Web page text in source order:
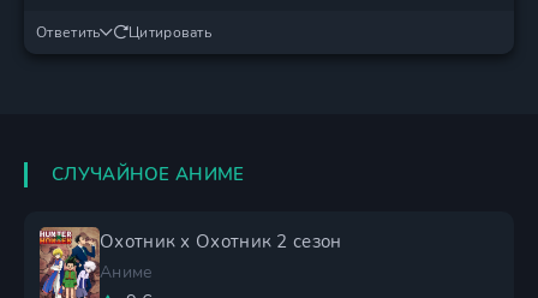
Ответить Цитировать
СЛУЧАЙНОЕ АНИМЕ
Охотник х Охотник 2 сезон
Аниме